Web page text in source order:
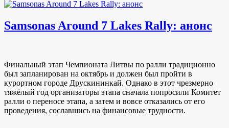
Samsonas Around 7 Lakes Rally: анонс
Финальный этап Чемпионата Литвы по ралли традиционно
был запланирован на октябрь и должен был пройти в
курортном городе Друскининкай. Однако в этот чрезмерно
тяжёлый год организаторы этапа сначала попросили Комитет
ралли о переносе этапа, а затем и вовсе отказались от его
проведения, сославшись на финансовые трудности.